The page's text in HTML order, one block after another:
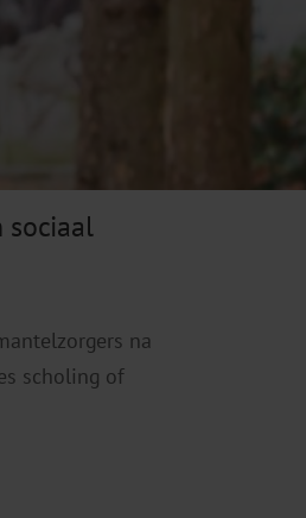
sociaal
na
scholing of